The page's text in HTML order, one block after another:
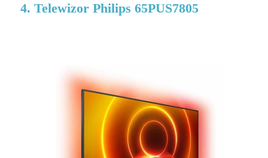
4. Telewizor Philips 65PUS7805